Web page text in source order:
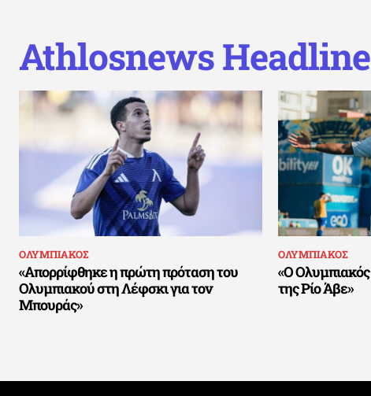
Athlosnews
ΟΛΥΜΠΙΑΚΟΣ
«Απορρίφθηκε η πρώτη πρόταση του
Ολυμπιακού στη Λέφσκι για τον
Μπουράς»
ΟΛΥΜΠΙΑΚΟΣ
«Ο
της Ρίο Άβε»